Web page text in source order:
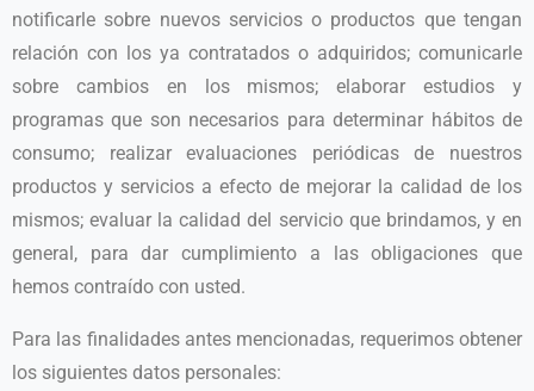
notificarle sobre nuevos servicios o productos que tengan
relación con los ya contratados o adquiridos; comunicarle
sobre cambios en los mismos; elaborar estudios y
programas que son necesarios para determinar hábitos de
consumo; realizar evaluaciones periódicas de nuestros
productos y servicios a efecto de mejorar la calidad de los
mismos; evaluar la calidad del servicio que brindamos, y en
general, para dar cumplimiento a las obligaciones que
hemos contraído con usted.
Para las finalidades antes mencionadas, requerimos obtener
los siguientes datos personales: